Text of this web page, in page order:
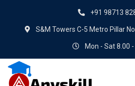
+91 98713
S&M Towers C-5 Metro Pillar
Mon - Sat 8.00